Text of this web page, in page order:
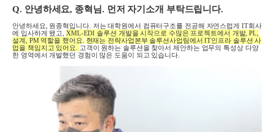
Q. 안녕하세요, 종혁님. 먼저 자기소개 부탁드립니다.
안녕하세요 원종혁입니다. 저는 대학원에서 컴퓨터구조를 전공해 자연스럽게 IT회사
에 입사하게 됐고 ,XML-EDI솔루션 개발을 시작으로 수많은 프로젝트에서 개발, PL,
설계 , PM 역할을 했어요 현재는 전략사업본부 솔루션사업팀에서IT인프라 솔루션 사
업을 책임지고 있어요
고객이 원하는 솔루션을 찾아서 제안하는 업무의 특성상 다양
한 영역에서 개발했던 경험이 많은 도움이 되고 있습니다